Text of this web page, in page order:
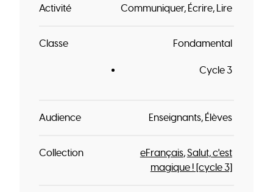
Activité Communiquer Écrire Lire
Classe Fondamental
Cycle 3
Audience Enseignants Élèves
Collection eFrançais Salut, c'est
magique ! [cycle 3]